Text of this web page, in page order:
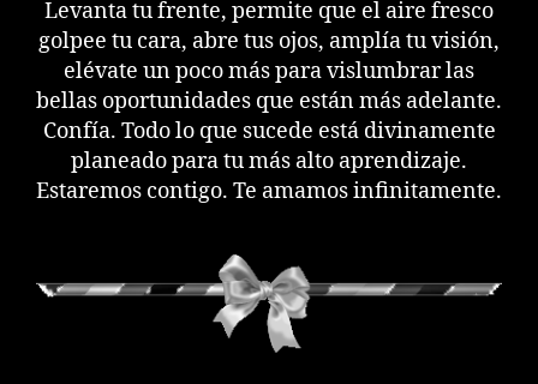
Levanta tu frente, permite que el aire fresco
golpee tu cara, abre tus ojos, amplía tu visión,
elévate un poco más para vislumbrar las
bellas oportunidades que están más adelante.
Confía. Todo lo que sucede está divinamente
planeado para tu más alto aprendizaje.
Estaremos contigo. Te amamos infinitamente.